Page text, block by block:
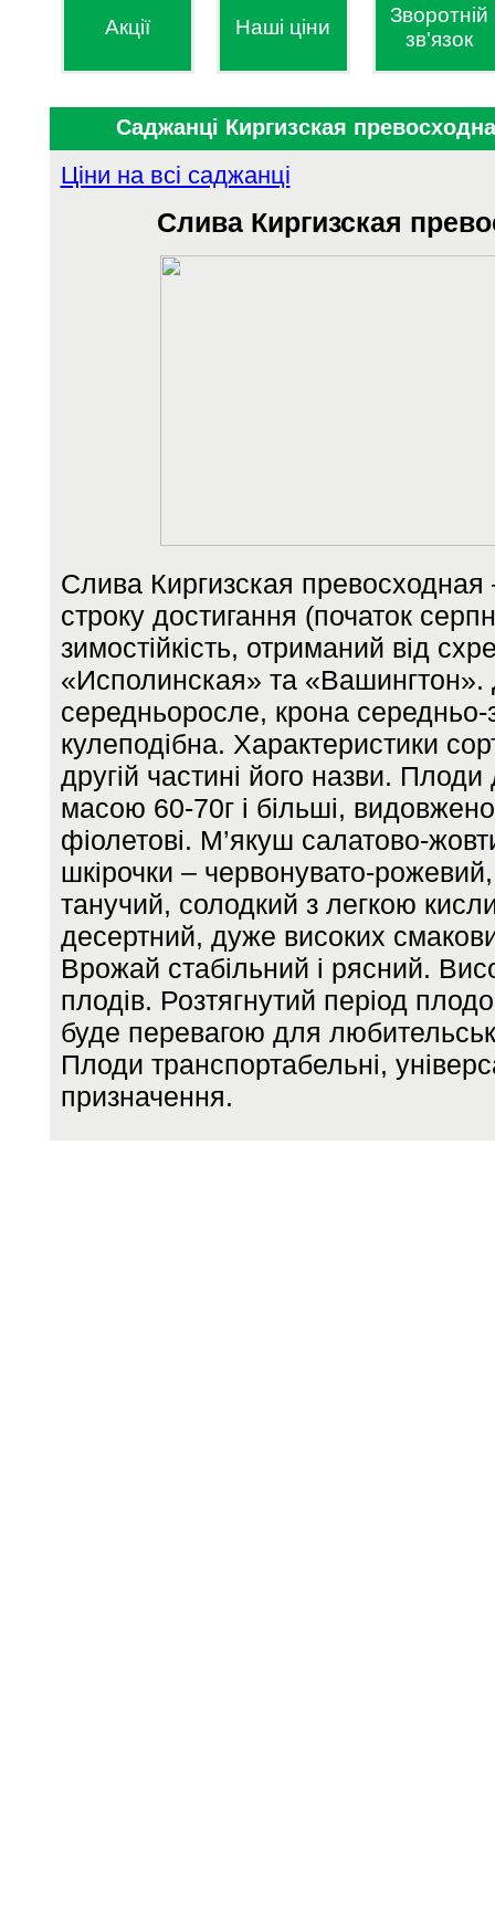
Акції Наші ціни
Зворотній
зв'язок
Саджанці Киргизская
Ціни на всі саджанці
Слива Киргизская
Слива Киргизская превосходная
строку достигання (початок
зимостійкість, отриманий від
«Исполинская» та «Вашингтон».
середньоросле, крона
кулеподібна. Характеристики
другій частині його назви. Плоди
масою 60-70г і більші,
фіолетові. М’якуш салатово-
шкірочки – червонувато-
танучий, солодкий з легкою
десертний, дуже високих
Врожай стабільний і рясний.
плодів. Розтягнутий період
буде перевагою для
Плоди транспортабельні,
призначення.